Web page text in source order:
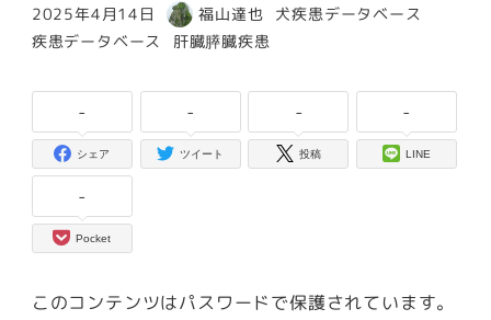
投稿日
2025年4月14日
著
者
福山達也 カテゴリー
犬疾患データベース
カテゴリー
疾患データベース カテゴリー
肝臓膵臓疾患
-
シェア
-
ツイート
-
投稿
-
LINE
-
Pocket
このコンテンツはパスワードで保護されています。